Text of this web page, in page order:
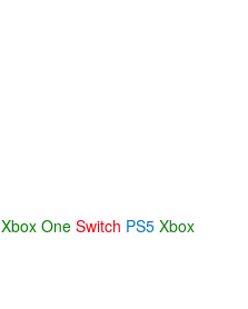
Xbox One Switch PS5 Xbox